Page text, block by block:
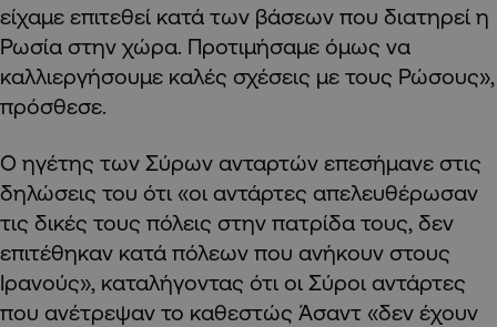
είχαμε επιτεθεί κατά των βάσεων που διατηρεί η
Ρωσία στην χώρα. Προτιμήσαμε όμως να
καλλιεργήσουμε καλές σχέσεις με τους Ρώσους»,
πρόσθεσε.
Ο ηγέτης των Σύρων ανταρτών επεσήμανε στις
δηλώσεις του ότι «οι αντάρτες απελευθέρωσαν
τις δικές τους πόλεις στην πατρίδα τους, δεν
επιτέθηκαν κατά πόλεων που ανήκουν στους
Ιρανούς», καταλήγοντας ότι οι Σύροι αντάρτες
που ανέτρεψαν το καθεστώς Άσαντ «δεν έχουν